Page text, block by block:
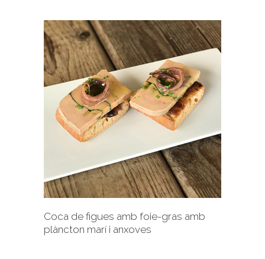
+
Coca de figues amb foie-gras amb
plàncton marí i anxoves